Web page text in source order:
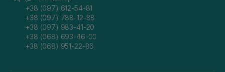
+38 (097) 612-54-81
+38 (097) 788-12-88
+38 (097) 983-41-20
+38 (068) 693-46-00
+38 (068) 951-22-86